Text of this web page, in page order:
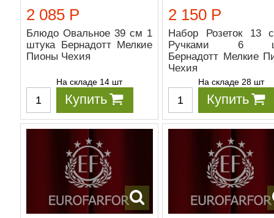
2 085 Р
Блюдо Овальное 39 см 1
штука Бернадотт Мелкие
Пионы Чехия
На складе 14 шт
Купить
2 150 Р
Набор Розеток 13
Ручками 6
Бернадотт Мелкие
Чехия
На складе 28 шт
Купить